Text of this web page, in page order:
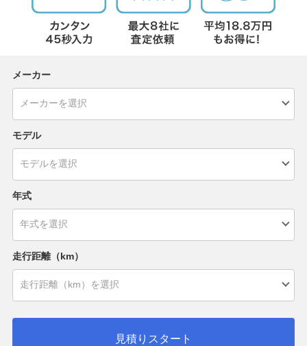
メーカー
モデル
年式
走行距離（km）
見積りスタート